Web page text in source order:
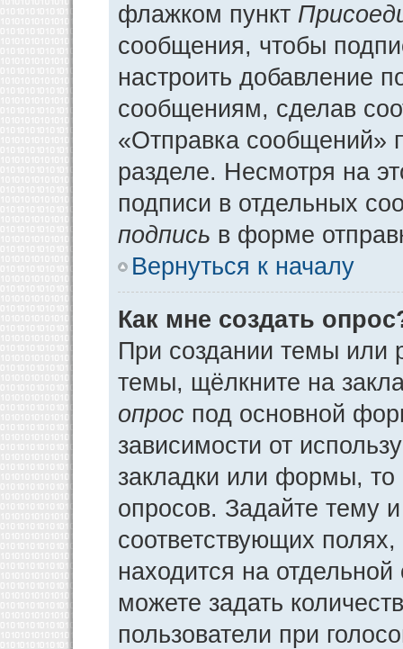
флажком пункт
сообщения, чтобы
настроить добавление
сообщениям, сделав
«Отправка сообщений»
разделе. Несмотря на
подписи в отдельных
подпись в форме
Вернуться к началу
Как мне создать
При создании темы или
темы, щёлкните на
опрос под основной
зависимости от
закладки или формы, то
опросов. Задайте тему
соответствующих
находится на
можете задать
пользователи при